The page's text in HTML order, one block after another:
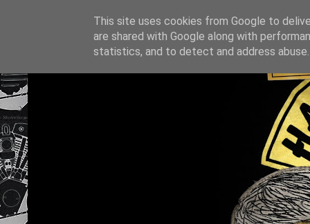
This site uses cookies from Google to
are shared with Google along with
statistics, and to detect and address abuse.